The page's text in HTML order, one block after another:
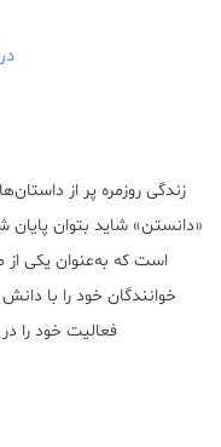
زندگی روزمره پر از
«دانستن» شاید بتوان پایان
است که به‌عنوان یکی از
خوانندگان خود را با
فعالیت خود را در تابستان